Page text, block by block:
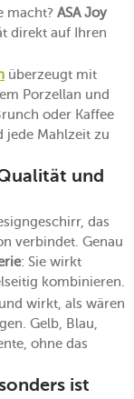
macht? ASA Joy
direkt auf Ihren
überzeugt mit
Porzellan und
oder Kaffee
jede Mahlzeit zu
und
das
verbindet. Genau
: Sie wirkt
kombinieren.
wirkt, als wären
Gelb, Blau,
ohne das
ist